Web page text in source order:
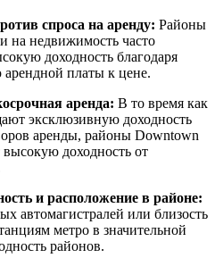
спроса на аренду: Районы
на недвижимость часто
доходность благодаря
платы к цене.
аренда: В то время как
эксклюзивную доходность
аренды, районы Downtown
доходность от
и расположение в районе:
автомагистралей или близость
метро в значительной
районов.